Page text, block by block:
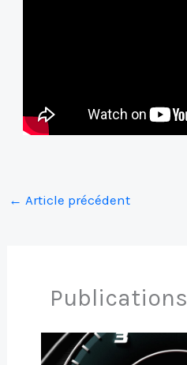
← Article précédent